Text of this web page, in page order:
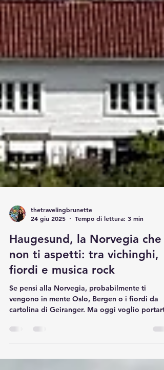
thetravelingbrunette
24 giu 2025
Tempo di lettura: 3 min
Haugesund, la Norvegia che
non ti aspetti: tra vichinghi,
fiordi e musica rock
Se pensi alla Norvegia, probabilmente ti
vengono in mente Oslo, Bergen o i fiordi da